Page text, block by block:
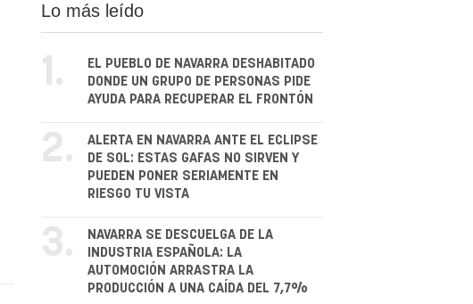
Lo más leído
1.
EL PUEBLO DE NAVARRA DESHABITADO
DONDE UN GRUPO DE PERSONAS PIDE
AYUDA PARA RECUPERAR EL FRONTÓN
2.
ALERTA EN NAVARRA ANTE EL ECLIPSE
DE SOL: ESTAS GAFAS NO SIRVEN Y
PUEDEN PONER SERIAMENTE EN
RIESGO TU VISTA
3.
NAVARRA SE DESCUELGA DE LA
INDUSTRIA ESPAÑOLA: LA
AUTOMOCIÓN ARRASTRA LA
PRODUCCIÓN A UNA CAÍDA DEL 7,7%